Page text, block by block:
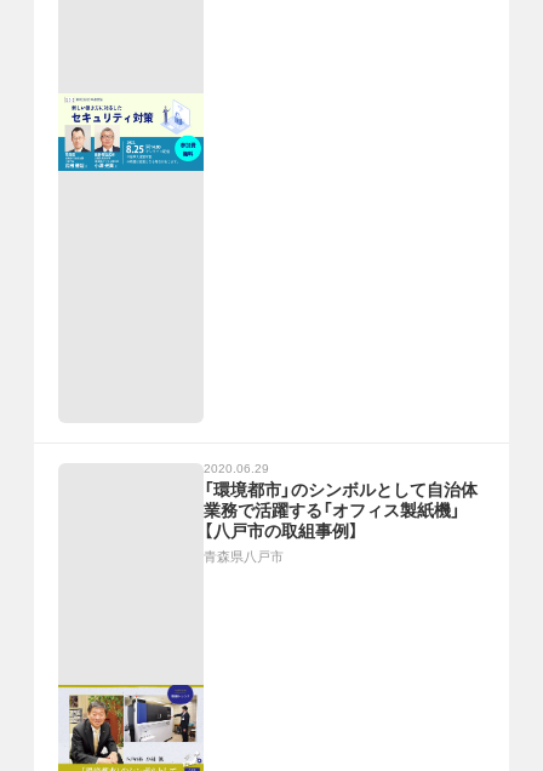
2020.06.29
「環境都市」のシンボルとして自治体
業務で活躍する「オフィス製紙機」
【八戸市の取組事例】
青森県八戸市